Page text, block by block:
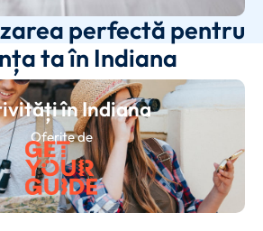
perfectă pentru
ta în Indiana
în Indiana
Oferite de